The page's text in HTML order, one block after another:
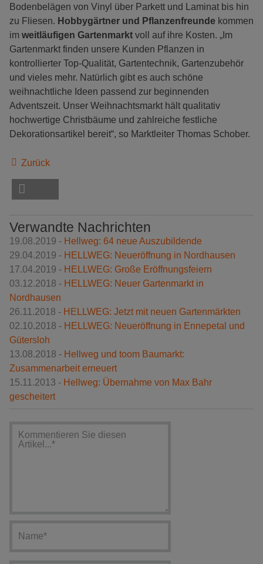
Bodenbelägen von Vinyl über Parkett und Laminat bis hin
zu Fliesen. Hobbygärtner und Pflanzenfreunde kommen
im weitläufigen Gartenmarkt voll auf ihre Kosten. „Im
Gartenmarkt finden unsere Kunden Pflanzen in
kontrollierter Top-Qualität, Gartentechnik, Gartenzubehör
und vieles mehr. Natürlich gibt es auch schöne
weihnachtliche Ideen passend zur beginnenden
Adventszeit. Unser Weihnachtsmarkt hält qualitativ
hochwertige Christbäume und zahlreiche festliche
Dekorationsartikel bereit“, so Marktleiter Thomas Schober.
Zurück
Verwandte Nachrichten
19.08.2019 - Hellweg: 64 neue Auszubildende
29.04.2019 - HELLWEG: Neueröffnung in Nordhausen
17.04.2019 - HELLWEG: Große Eröffnungsfeiern
03.12.2018 - HELLWEG: Neuer Gartenmarkt in
Nordhausen
26.11.2018 - HELLWEG: Jetzt mit neuen Gartenmärkten
02.10.2018 - HELLWEG: Neueröffnung in Ennepetal und
Gütersloh
13.08.2018 - Hellweg und toom Baumarkt:
Zusammenarbeit erneuert
15.11.2013 - Hellweg: Übernahme von Max Bahr
gescheitert